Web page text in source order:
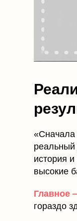
«Сначала
реальный
история
высокие
Главное
гораздо